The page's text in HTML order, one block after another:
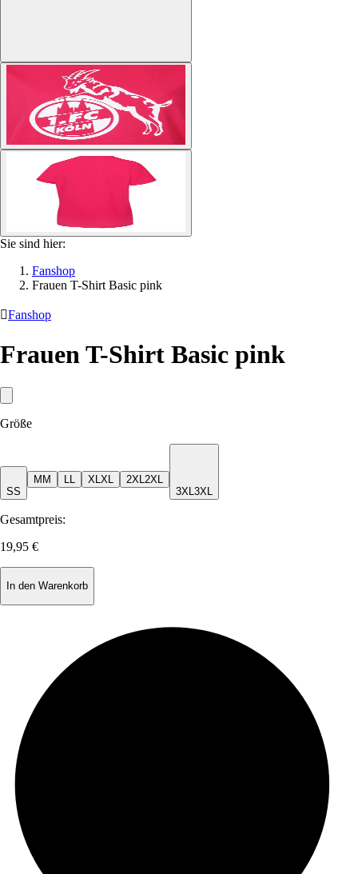
Sie sind hier:
Fanshop
Frauen T-Shirt Basic pink
Fanshop
Frauen T-Shirt Basic pink
Größe
SS
M M XL XL 2XL 2XL
3XL 3XL
Gesamtpreis:
19,95 €
In den Warenkorb